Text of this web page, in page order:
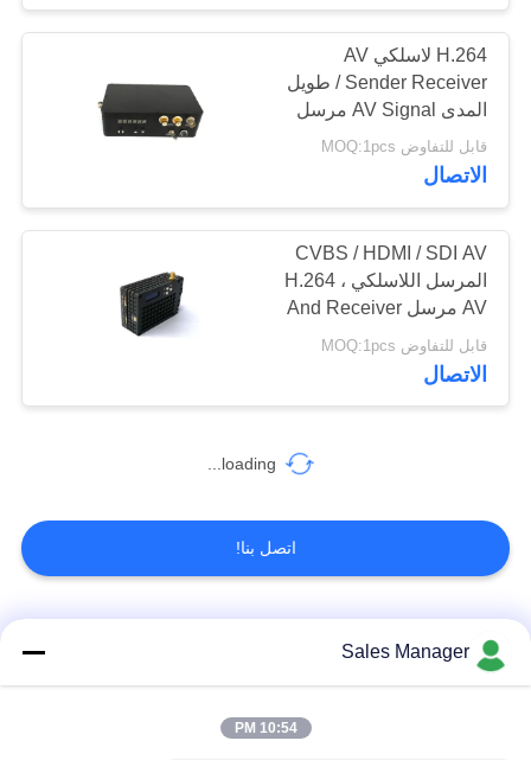
H.264 لاسلكي AV
Sender Receiver / طويل
المدى AV Signal مرسل
قابل للتفاوض MOQ:1pcs
الاتصال
CVBS / HDMI / SDI AV
المرسل اللاسلكي ، H.264
AV مرسل And Receiver
قابل للتفاوض MOQ:1pcs
الاتصال
loading...
اتصل بنا!
فئات شعبية
Sales Manager
10:54 PM